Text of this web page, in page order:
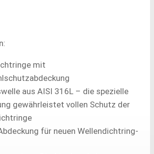
mit
aus AISI 316L – die spezielle
gewährleistet vollen Schutz der
für neuen Wellendichtring-